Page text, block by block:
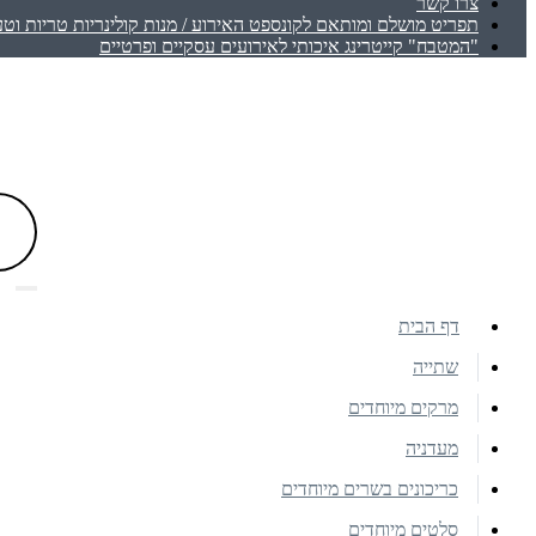
תפריט מושלם ומותאם לקונספט האירוע / מנות קולינריות טריות
"המטבח" קייטרינג איכותי לאירועים עסקיים ופרטיים
דף הבית
שתייה
מרקים מיוחדים
מעדניה
כריכונים בשרים מיוחדים
סלטים מיוחדים